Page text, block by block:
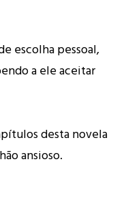
escolha pessoal,
a ele aceitar
desta novela
ansioso.